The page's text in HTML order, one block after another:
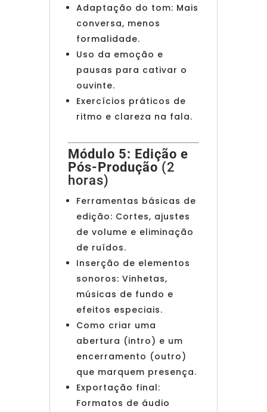
Adaptação do tom: Mais
conversa, menos
formalidade.
Uso da emoção e
pausas para cativar o
ouvinte.
Exercícios práticos de
ritmo e clareza na fala.
Módulo 5: Edição e
Pós-Produção (2
horas)
Ferramentas básicas de
edição: Cortes, ajustes
de volume e eliminação
de ruídos.
Inserção de elementos
sonoros: Vinhetas,
músicas de fundo e
efeitos especiais.
Como criar uma
abertura (intro) e um
encerramento (outro)
que marquem presença.
Exportação final:
Formatos de áudio